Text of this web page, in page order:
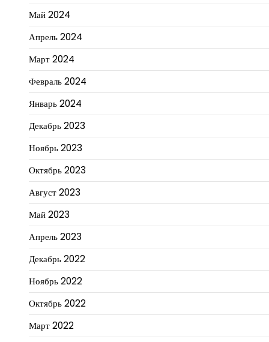
Май 2024
Апрель 2024
Март 2024
Февраль 2024
Январь 2024
Декабрь 2023
Ноябрь 2023
Октябрь 2023
Август 2023
Май 2023
Апрель 2023
Декабрь 2022
Ноябрь 2022
Октябрь 2022
Март 2022